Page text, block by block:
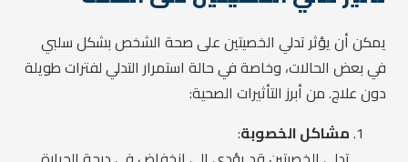
يمكن أن يؤثر تدلي الخصيتين على صحة الشخص بشكل سلبي
في بعض الحالات، وخاصة في حالة استمرار التدلي لفترات طويلة
دون علاج. من أبرز التأثيرات الصحية:
مشاكل الخصوبة: